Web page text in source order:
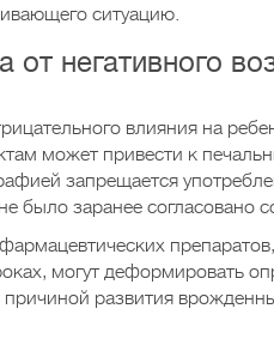
ситуацию.
негативного
влияния на
может привести к
запрещается
было заранее согласовано
могут деформировать
развития